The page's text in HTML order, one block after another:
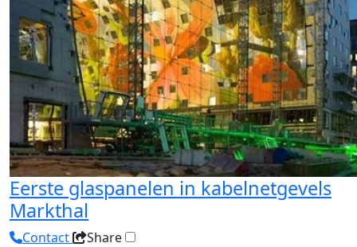
Eerste glaspanelen in kabelnetgevels
Markthal
Contact
Share